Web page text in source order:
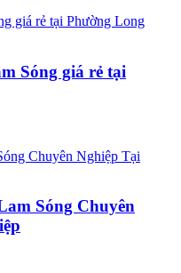
Sóng giá rẻ tại
Sóng Chuyên